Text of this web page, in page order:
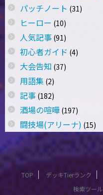
パッチノート (31)
ヒーロー (10)
人気記事 (91)
初心者ガイド (4)
大会告知 (37)
用語集 (2)
記事 (182)
酒場の喧嘩 (197)
闘技場(アリーナ) (15)
TOP デッキTierランク
検索ツール